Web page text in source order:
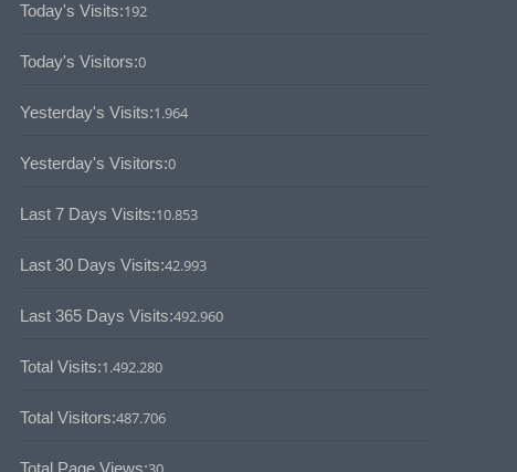
Today's Visits:192
Today's Visitors:0
Yesterday's Visits:1.964
Yesterday's Visitors:0
Last 7 Days Visits:10.853
Last 30 Days Visits:42.993
Last 365 Days Visits:492.960
Total Visits:1.492.280
Total Visitors:487.706
Total Page Views: